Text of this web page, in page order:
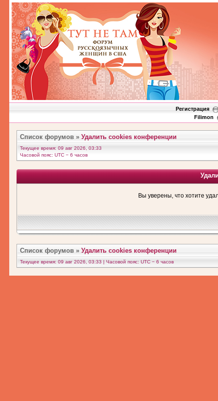
Регистрация
Filimon
Список форумов » Удалить cookies конференции
Текущее время: 09 авг 2026, 03:33
Часовой пояс: UTC − 6 часов
Вы уверены, что хотите
Список форумов » Удалить cookies конференции
Текущее время: 09 авг 2026, 03:33 | Часовой пояс: UTC − 6 часов